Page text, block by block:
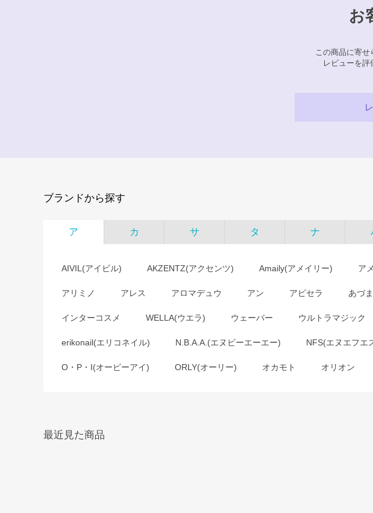
お
この商品に寄せ
レビューを評
ブランドから探す
ア カ サ タ ナ
AIVIL(アイビル) AKZENTZ(アクセンツ) Amaily(アメイリー) ア
アリミノ アレス アロマデュウ アン アピセラ あづ
インターコスメ WELLA(ウエラ) ウェーバー ウルトラマジック
erikonail(エリコネイル) N.B.A.A.(エヌビーエーエー) NFS(エヌエフエ
O・P・I(オーピーアイ) ORLY(オーリー) オカモト オリオン
最近見た商品